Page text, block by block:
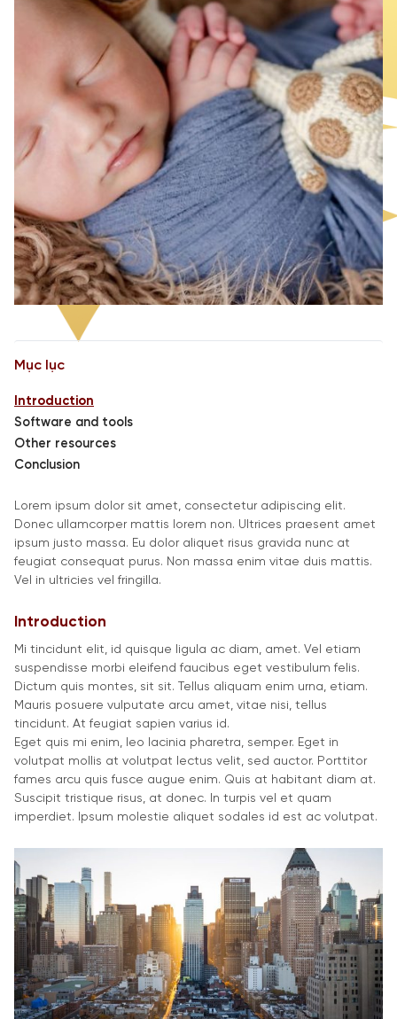
Mục lục
Introduction
Software and tools
Other resources
Conclusion
Lorem ipsum dolor sit amet, consectetur adipiscing elit.
Donec ullamcorper mattis lorem non. Ultrices praesent amet
ipsum justo massa. Eu dolor aliquet risus gravida nunc at
feugiat consequat purus. Non massa enim vitae duis mattis.
Vel in ultricies vel fringilla.
Introduction
Mi tincidunt elit, id quisque ligula ac diam, amet. Vel etiam
suspendisse morbi eleifend faucibus eget vestibulum felis.
Dictum quis montes, sit sit. Tellus aliquam enim urna, etiam.
Mauris posuere vulputate arcu amet, vitae nisi, tellus
tincidunt. At feugiat sapien varius id.
Eget quis mi enim, leo lacinia pharetra, semper. Eget in
volutpat mollis at volutpat lectus velit, sed auctor. Porttitor
fames arcu quis fusce augue enim. Quis at habitant diam at.
Suscipit tristique risus, at donec. In turpis vel et quam
imperdiet. Ipsum molestie aliquet sodales id est ac volutpat.